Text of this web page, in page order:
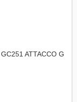
ATTACCO G